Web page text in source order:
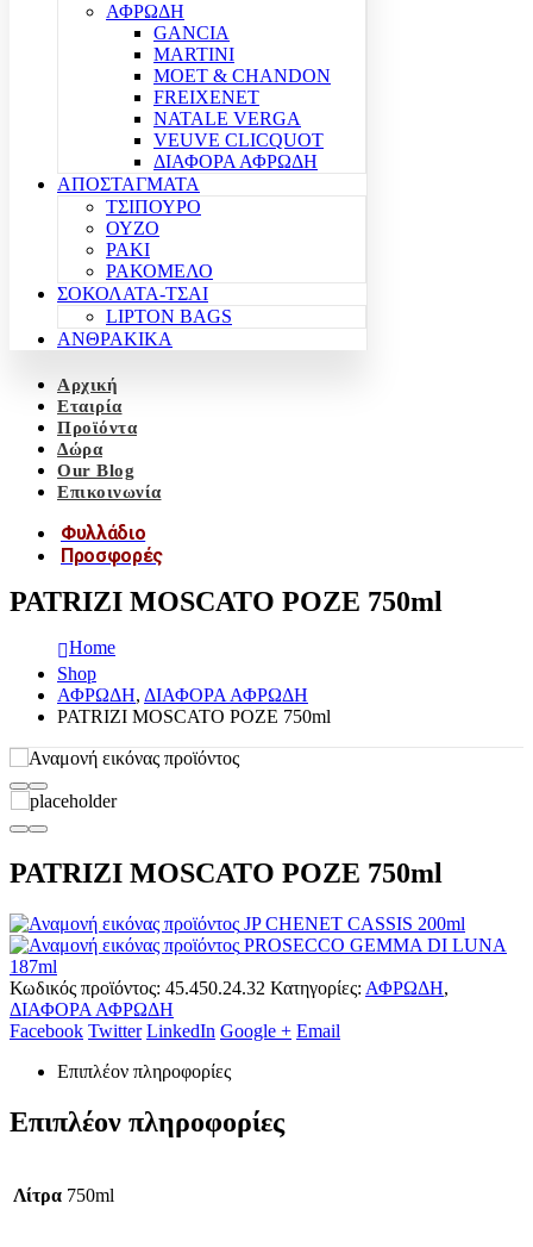
ΑΦΡΩΔΗ
GANCIA
MARTINI
MOET & CHANDON
FREIXENET
NATALE VERGA
VEUVE CLICQUOT
ΔΙΑΦΟΡΑ ΑΦΡΩΔΗ
ΑΠΟΣΤΑΓΜΑΤΑ
ΤΣΙΠΟΥΡΟ
ΟΥΖΟ
ΡΑΚΙ
ΡΑΚΟΜΕΛΟ
ΣΟΚΟΛΑΤΑ-ΤΣΑΙ
LIPTON BAGS
ΑΝΘΡΑΚΙΚΑ
Αρχική
Εταιρία
Προϊόντα
Δώρα
Our Blog
Επικοινωνία
Φυλλάδιο
Προσφορές
PATRIZI MOSCATO ΡΟΖΕ 750ml
Home
Shop
ΑΦΡΩΔΗ, ΔΙΑΦΟΡΑ ΑΦΡΩΔΗ
PATRIZI MOSCATO ΡΟΖΕ 750ml
PATRIZI MOSCATO ΡΟΖΕ 750ml
JP CHENET CASSIS 200ml
PROSECCO GEMMA DI LUNA
187ml
Κωδικός προϊόντος: 45.450.24.32 Κατηγορίες: ΑΦΡΩΔΗ,
ΔΙΑΦΟΡΑ ΑΦΡΩΔΗ
Facebook Twitter LinkedIn Google + Email
Επιπλέον πληροφορίες
Επιπλέον πληροφορίες
Λίτρα 750ml